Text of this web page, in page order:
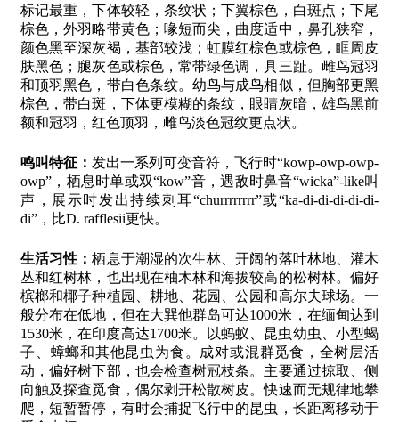
标记最重，下体较轻，条纹状；下翼棕色，白斑点；下尾
棕色，外羽略带黄色；喙短而尖，曲度适中，鼻孔狭窄，
颜色黑至深灰褐，基部较浅；虹膜红棕色或棕色，眶周皮
肤黑色；腿灰色或棕色，常带绿色调，具三趾。雌鸟冠羽
和顶羽黑色，带白色条纹。幼鸟与成鸟相似，但胸部更黑
棕色，带白斑，下体更模糊的条纹，眼睛灰暗，雄鸟黑前
额和冠羽，红色顶羽，雌鸟淡色冠纹更点状。
鸣叫特征： 发出一系列可变音符，飞行时“kowp-owp-owp-
owp”，栖息时单或双“kow”音，遇敌时鼻音“wicka”-like叫
声，展示时发出持续刺耳“churrrrrrrr”或“ka-di-di-di-di-di-
di”，比D. rafflesii更快。
生活习性：栖息于潮湿的次生林、开阔的落叶林地、灌木
丛和红树林，也出现在柚木林和海拔较高的松树林。偏好
槟榔和椰子种植园、耕地、花园、公园和高尔夫球场。一
般分布在低地，但在大巽他群岛可达1000米，在缅甸达到
1530米，在印度高达1700米。以蚂蚁、昆虫幼虫、小型蝎
子、蟑螂和其他昆虫为食。成对或混群觅食，全树层活
动，偏好树下部，也会检查树冠枝条。主要通过掠取、侧
向触及探查觅食，偶尔剥开松散树皮。快速而无规律地攀
爬，短暂暂停，有时会捕捉飞行中的昆虫，长距离移动于